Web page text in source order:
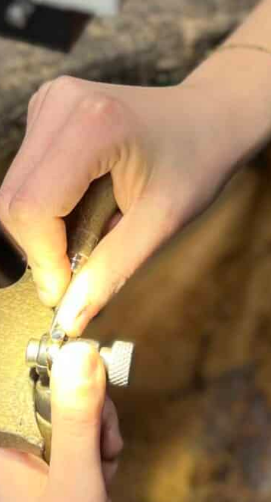
Ajouter au panier
Description & informations
Collier diamant or blanc 18 carats cercle
pampille
Ce collier diamant or blanc
18 carats séduit par
son design élégant et délicat. Son motif cercle
serti de diamants, accompagné d’une pampille
lumineuse, apporte une touche raffinée et
intemporelle à ce bijou.
Un collier en or blanc aux diamants lumineux
Cecollier en or blanc 18 carats
cercle serti de diamants, rehaussé par un
taille brillant plus important (0,09 ct HSI) en
pampille. Ce détail apporte un éclat
supplémentaire et crée un joli mouvement au
porté.
Le motif cercle apporte une symbolique
d’harmonie et d’élégance. De plus, le sertissage
des diamants souligne la finesse du bijou tout en
mettant en valeur la luminosité des pierres.
La chaîne qui accompagne ce pendentif possède
trois anneaux de réglage permettant un porté à